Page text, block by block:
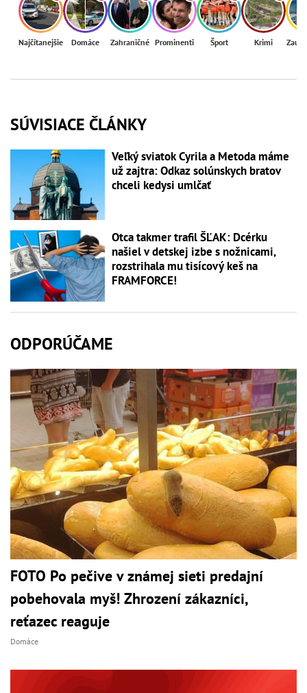
Najčítanejšie Domáce Zahraničné Prominenti Šport Krimi
SÚVISIACE ČLÁNKY
Veľký sviatok Cyrila a Metoda máme
už zajtra: Odkaz solúnskych bratov
chceli kedysi umlčať
Otca takmer trafil ŠĽAK: Dcérku
našiel v detskej izbe s nožnicami,
rozstrihala mu tisícový keš na
FRAMFORCE!
ODPORÚČAME
FOTO Po pečive v známej sieti predajní
pobehovala myš! Zhrození zákazníci,
reťazec reaguje
Domáce